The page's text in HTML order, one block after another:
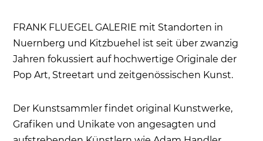
FRANK FLUEGEL GALERIE mit Standorten in
Nuernberg und Kitzbuehel ist seit über zwanzig
Jahren fokussiert auf hochwertige Originale der
Pop Art, Streetart und zeitgenössischen Kunst.
Der Kunstsammler findet original Kunstwerke,
Grafiken und Unikate von angesagten und